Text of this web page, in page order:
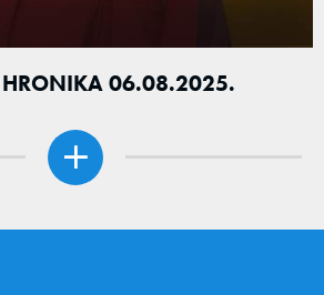
06.08.2025.